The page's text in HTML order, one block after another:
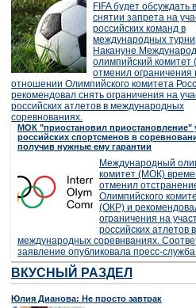
FIFA будет обсуждать
снятии запрета на
российских команд в
международных
Накануне
олимпийский
отменил ограничения
отношении Олимпийского комитета
рекомендовал снять ограничения на
российских атлетов в международных
соревнованиях.
МОК "приостановил приостановление"
российских спортсменов в
получив нужные ему гарантии
Международный
комитет (МОК)
отменил
Олимпийского
(ОКР) и
ограничения на
российских атлетов в
международных соревнваниях.
заявление опубликовала пресс-
ВКУСНЫЙ РАЗДЕЛ
Юлия Дианова: Не просто завтрак